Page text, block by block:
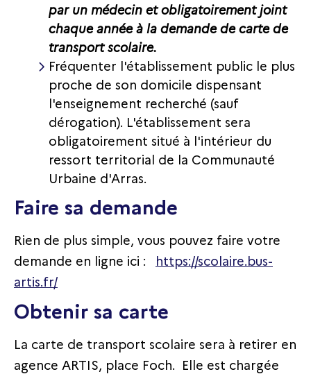
par un médecin et obligatoirement joint
chaque année à la demande de carte de
transport scolaire.
Fréquenter l'établissement public le plus
proche de son domicile dispensant
l'enseignement recherché (sauf
dérogation). L'établissement sera
obligatoirement situé à l'intérieur du
ressort territorial de la Communauté
Urbaine d'Arras.
Faire sa demande
Rien de plus simple, vous pouvez faire votre
demande en ligne ici :
https://scolaire.bus-
artis.fr/
Obtenir sa carte
La carte de transport scolaire sera à retirer en
agence ARTIS, place Foch. Elle est chargée